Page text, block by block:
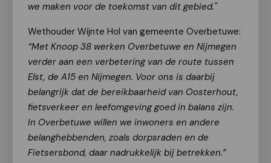
we maken voor de toekomst van dit gebied."
Wethouder Wijnte Hol van gemeente Overbetuwe:
“Met Knoop 38 werken Overbetuwe en Nijmegen
verder aan een verbetering van de route tussen
Elst, de A15 en Nijmegen. Voor ons is daarbij
belangrijk dat de bereikbaarheid van Oosterhout,
fietsverkeer en leefomgeving goed in balans zijn.
In Overbetuwe willen we inwoners en andere
belanghebbenden, zoals dorpsraden en de
Fietsersbond, daar nadrukkelijk bij betrekken.”